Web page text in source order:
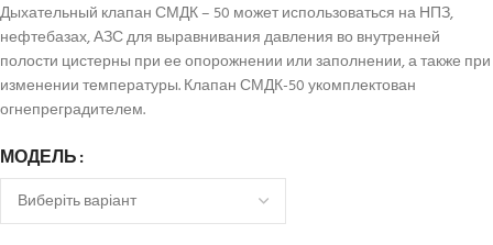
Дыхательный клапан СМДК – 50 может использоваться на НПЗ,
нефтебазах, АЗС для выравнивания давления во внутренней
полости цистерны при ее опорожнении или заполнении, а также при
изменении температуры. Клапан СМДК-50 укомплектован
огнепреградителем.
МОДЕЛЬ